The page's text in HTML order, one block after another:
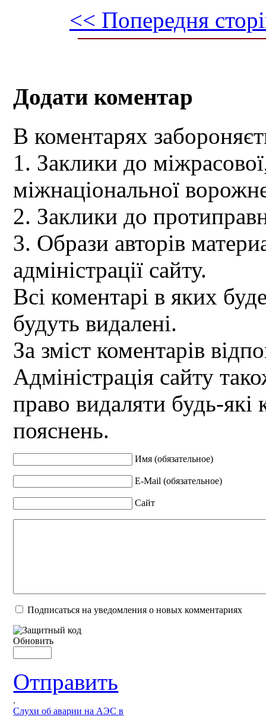
<< Попередня
Додати коментар
В коментарях
1. Заклики до
міжнаціональної
2. Заклики до
3. Образи авторів
адміністрації сайту.
Всі коментарі в яких
будуть видалені.
За зміст коментарів
Адміністрація сайту
право видаляти будь-які
пояснень.
Имя (обязательное)
E-Mail (обязательное)
Сайт
Подписаться на уведомления о новых комментариях
Обновить
Отправить
.
Слухи об аварии на АЭС в